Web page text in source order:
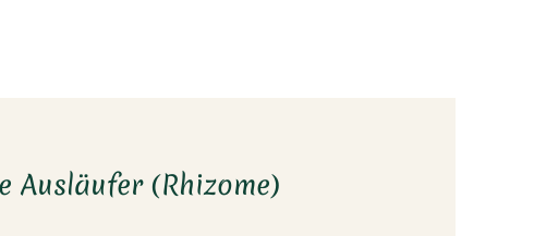
Ausläufer (Rhizome)